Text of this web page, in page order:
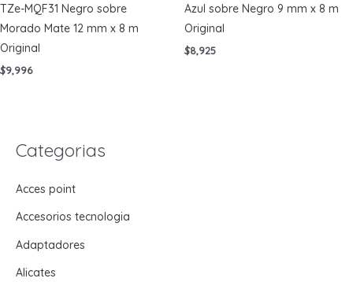
Categorias
Acces point
Accesorios tecnologia
Adaptadores
Alicates
TZe-MQF31 Negro sobre
Morado Mate 12 mm x 8 m
Original
$9,996
Azul sobre Negro 9 mm x 8 m
Original
$8,925